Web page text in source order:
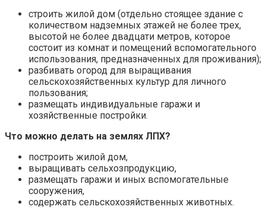
строить жилой дом (отдельно стоящее здание с
количеством надземных этажей не более трех,
высотой не более двадцати метров, которое
состоит из комнат и помещений вспомогательного
использования, предназначенных для проживания);
разбивать огород для выращивания
сельскохозяйственных культур для личного
пользования;
размещать индивидуальные гаражи и
хозяйственные постройки.
Что можно делать на землях ЛПХ?
построить жилой дом,
выращивать сельхозпродукцию,
размещать гаражи и иных вспомогательные
сооружения,
содержать сельскохозяйственных животных.